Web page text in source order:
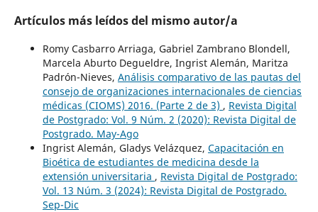
Artículos más leídos del mismo autor/a
Romy Casbarro Arriaga, Gabriel Zambrano Blondell,
Marcela Aburto Degueldre, Ingrist Alemán, Maritza
Padrón-Nieves, Análisis comparativo de las pautas del
consejo de organizaciones internacionales de ciencias
médicas (CIOMS) 2016. (Parte 2 de 3) , Revista Digital
de Postgrado: Vol. 9 Núm. 2 (2020): Revista Digital de
Postgrado. May-Ago
Ingrist Alemán, Gladys Velázquez, Capacitación en
Bioética de estudiantes de medicina desde la
extensión universitaria , Revista Digital de Postgrado:
Vol. 13 Núm. 3 (2024): Revista Digital de Postgrado.
Sep-Dic